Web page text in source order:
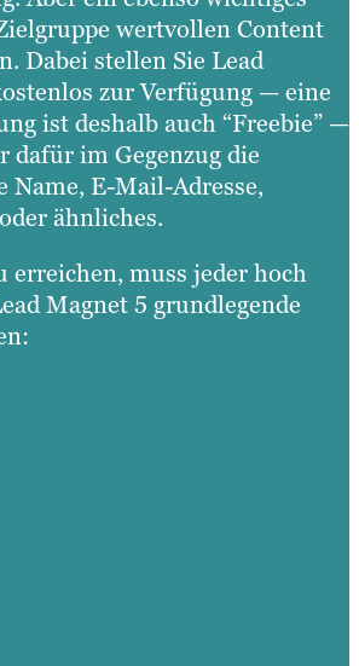
wertvollen Content
Dabei stellen Sie Lead
zur Verfügung — eine
ist deshalb auch “Freebie” —
dafür im Gegenzug die
Name, E-Mail-Adresse,
ähnliches.
erreichen, muss jeder hoch
Magnet 5 grundlegende